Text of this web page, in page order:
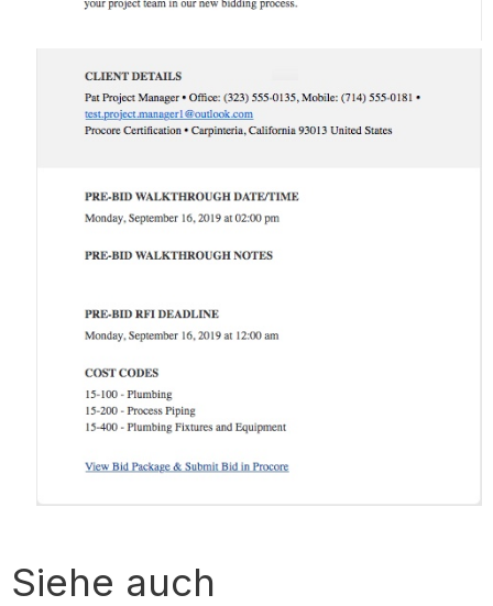
Siehe auch